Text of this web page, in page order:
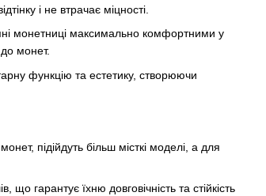
і не втрачає міцності.
монетниці максимально комфортними у
монет.
функцію та естетику, створюючи
підійдуть більш місткі моделі, а для
гарантує їхню довговічність та стійкість